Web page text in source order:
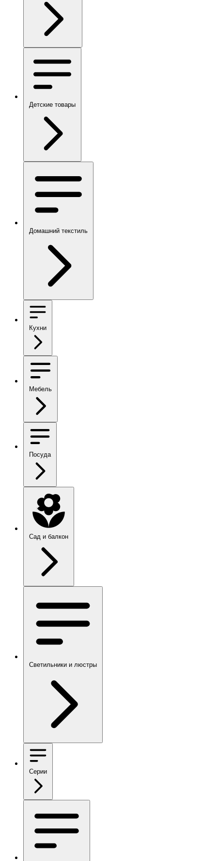
Детские товары
Домашний текстиль
Кухни
Мебель
Посуда
Сад и балкон
Светильники и люстры
Серии